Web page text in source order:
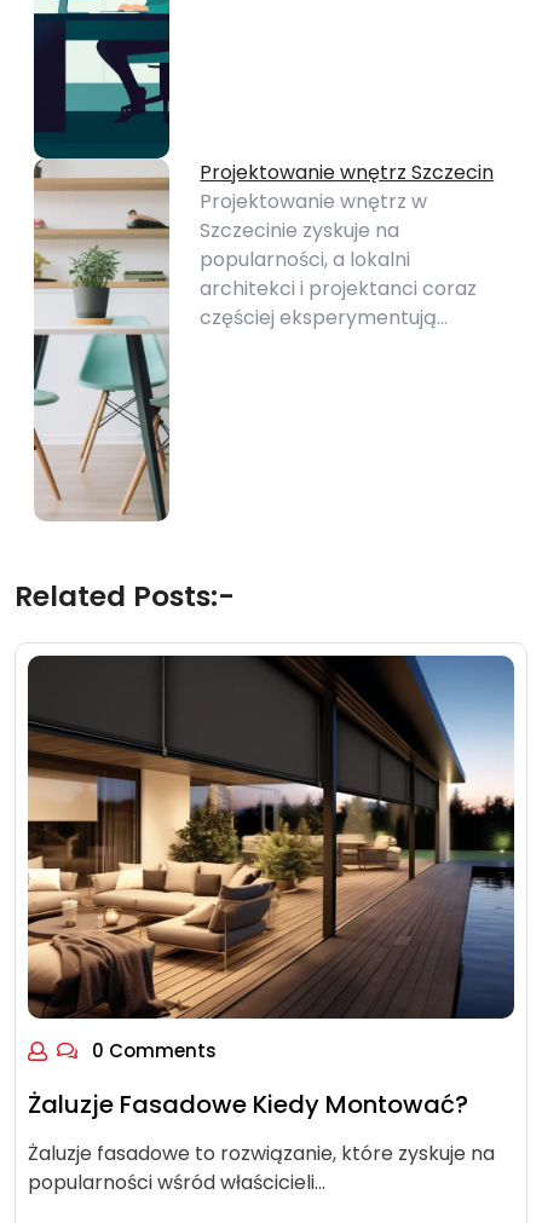
Projektowanie wnętrz Szczecin
Projektowanie wnętrz w
Szczecinie zyskuje na
popularności, a lokalni
architekci i projektanci coraz
częściej eksperymentują…
Related Posts:-
0 Comments
Żaluzje Fasadowe Kiedy Montować?
Żaluzje fasadowe to rozwiązanie, które zyskuje na
popularności wśród właścicieli…